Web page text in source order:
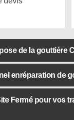
de la gouttière
enréparation de
Fermé pour vos